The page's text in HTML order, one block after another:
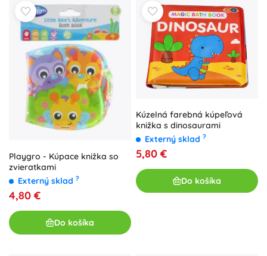
Playgro - Kúpace knižka so
zvieratkami
Externý sklad ?
4,80 €
Do košíka
Kúzelná farebná kúpeľová
knižka s dinosaurami
Externý sklad ?
5,80 €
Do košíka